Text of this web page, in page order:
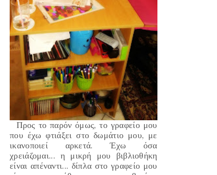
Προς το παρόν όμως, το γραφείο μου
που έχω φτιάξει στο δωμάτιο μου, με
ικανοποιεί αρκετά. Έχω όσα
χρειάζομαι... η μικρή μου βιβλιοθήκη
είναι απέναντι... δίπλα στο γραφείο μου